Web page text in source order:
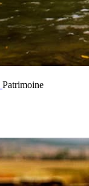
Patrimoine